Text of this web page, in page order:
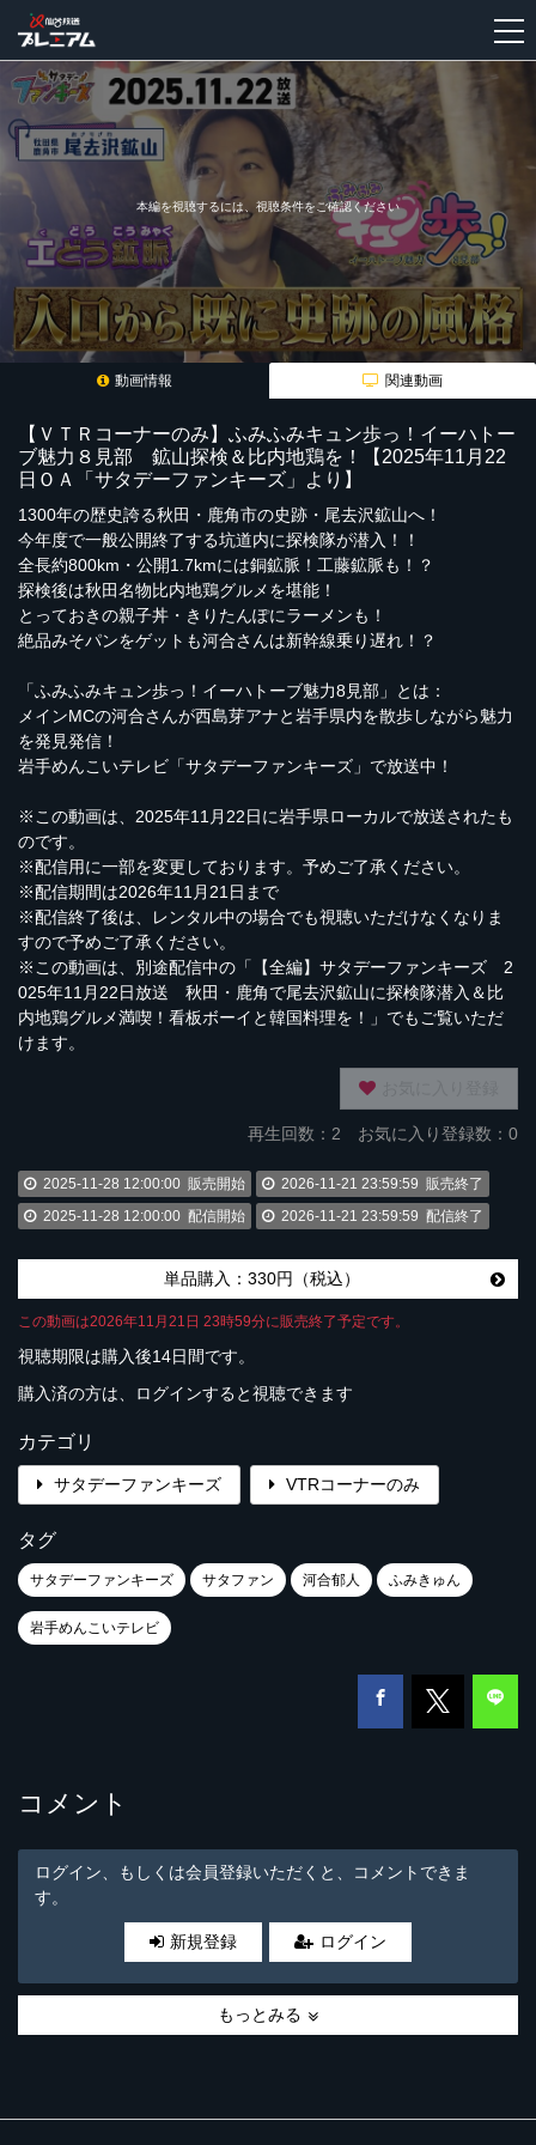
登
本編を視聴するには、視聴条件をご確認ください
動画情報 関連動画
【ＶＴＲコーナーのみ】ふみふみキュン歩っ！イーハトー
ブ魅力８見部 鉱山探検＆比内地鶏を！【2025年11月22
日ＯＡ「サタデーファンキーズ」より】
1300年の歴史誇る秋田・鹿角市の史跡・尾去沢鉱山へ！
今年度で一般公開終了する坑道内に探検隊が潜入！！
全長約800km・公開1.7kmには銅鉱脈！工藤鉱脈も！？
探検後は秋田名物比内地鶏グルメを堪能！
とっておきの親子丼・きりたんぽにラーメンも！
絶品みそパンをゲットも河合さんは新幹線乗り遅れ！？
「ふみふみキュン歩っ！イーハトーブ魅力8見部」とは：
メインMCの河合さんが西島芽アナと岩手県内を散歩しながら魅力
を発見発信！
岩手めんこいテレビ「サタデーファンキーズ」で放送中！
※この動画は、2025年11月22日に岩手県ローカルで放送されたも
のです。
※配信用に一部を変更しております。予めご了承ください。
※配信期間は2026年11月21日まで
※配信終了後は、レンタル中の場合でも視聴いただけなくなりま
すので予めご了承ください。
※この動画は、別途配信中の「【全編】サタデーファンキーズ 2
025年11月22日放送 秋田・鹿角で尾去沢鉱山に探検隊潜入＆比
内地鶏グルメ満喫！看板ボーイと韓国料理を！」でもご覧いただ
けます。
再生回数： 2 お気に入り登録数：0
2025-11-28 12:00:00 販売開始 2026-11-21 23:59:59 販売終了
2025-11-28 12:00:00 配信開始 2026-11-21 23:59:59 配信終了
単品購入：330円（税込）
この動画は2026年11月21日 23時59分に販売終了予定です。
視聴期限は購入後14日間です。
購入済の方は、ログインすると視聴できます
カテゴリ
サタデーファンキーズ VTRコーナーのみ
タグ
サタデーファンキーズ サタファン 河合郁人 ふみきゅん
岩手めんこいテレビ
コメント
ログイン、もしくは会員登録いただくと、コメントできま
す。
新規登録 ログイン
もっとみる